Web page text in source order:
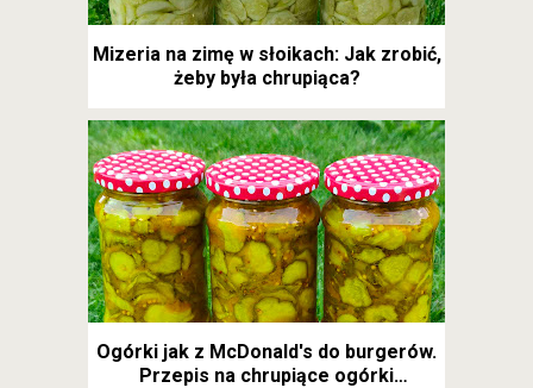
Mizeria na zimę w słoikach: Jak zrobić,
żeby była chrupiąca?
Ogórki jak z McDonald's do burgerów.
Przepis na chrupiące ogórki